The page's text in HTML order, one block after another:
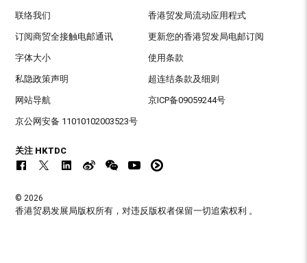
联络我们 香港贸发局流动应用程式
订阅商贸全接触电邮通讯 更新您的香港贸发局电邮订阅
字体大小 使用条款
私隐政策声明 超连结条款及细则
网站导航 京ICP备09059244号
京公网安备 11010102003523号
关注 HKTDC
© 2026
香港贸易发展局版权所有，对违反版权者保留一切追索权利 。